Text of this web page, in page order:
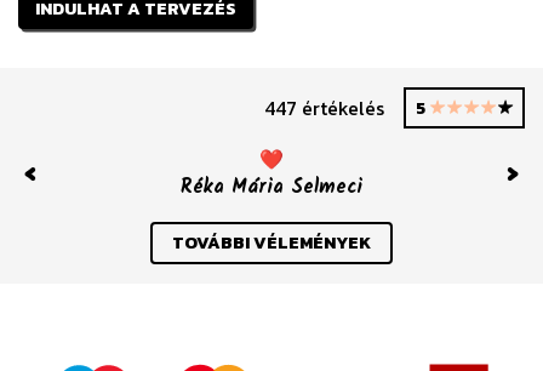
INDULHAT A TERVEZÉS
447 értékelés 5
❤️
Réka Mária Selmeci
TOVÁBBI VÉLEMÉNYEK